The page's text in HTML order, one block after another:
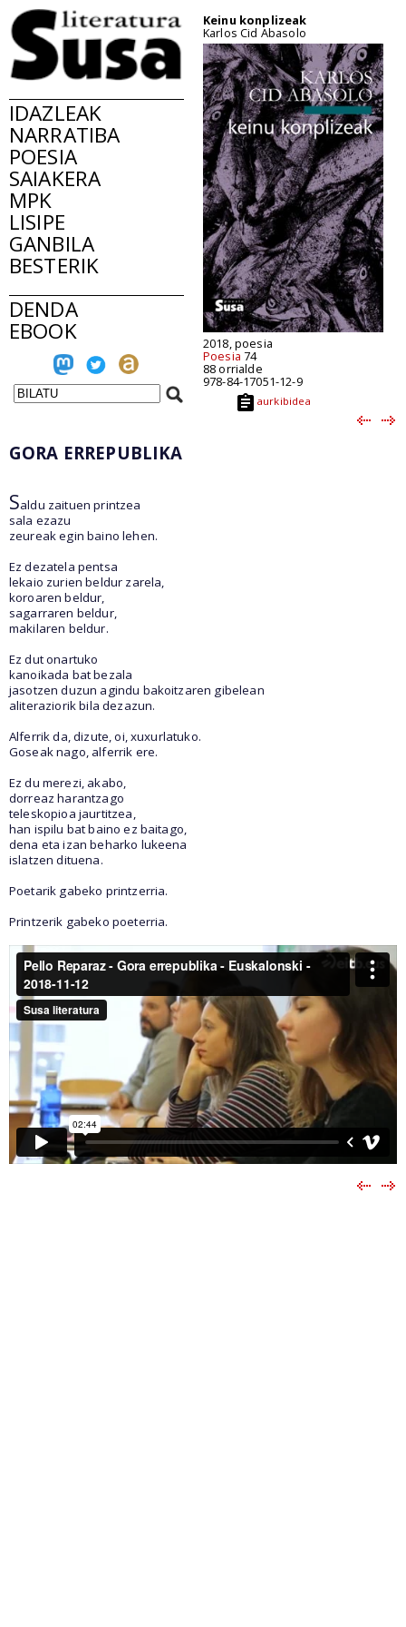
IDAZLEAK
NARRATIBA
POESIA
SAIAKERA
MPK
LISIPE
GANBILA
BESTERIK
DENDA
EBOOK
Keinu konplizeak
Karlos Cid Abasolo
2018, poesia
Poesia 74
88 orrialde
978-84-17051-12-9
aurkibidea
GORA ERREPUBLIKA
Saldu zaituen printzea
sala ezazu
zeureak egin baino lehen.
Ez dezatela pentsa
lekaio zurien beldur zarela,
koroaren beldur,
sagarraren beldur,
makilaren beldur.
Ez dut onartuko
kanoikada bat bezala
jasotzen duzun agindu bakoitzaren gibelean
aliteraziorik bila dezazun.
Alferrik da, dizute, oi, xuxurlatuko.
Goseak nago, alferrik ere.
Ez du merezi, akabo,
dorreaz harantzago
teleskopioa jaurtitzea,
han ispilu bat baino ez baitago,
dena eta izan beharko lukeena
islatzen dituena.
Poetarik gabeko printzerria.
Printzerik gabeko poeterria.